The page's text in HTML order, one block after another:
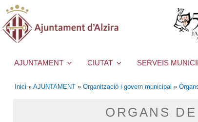
AJUNTAMENT CIUTAT SERVEIS
Inici » AJUNTAMENT » Organització i govern municipal »
ORGANS